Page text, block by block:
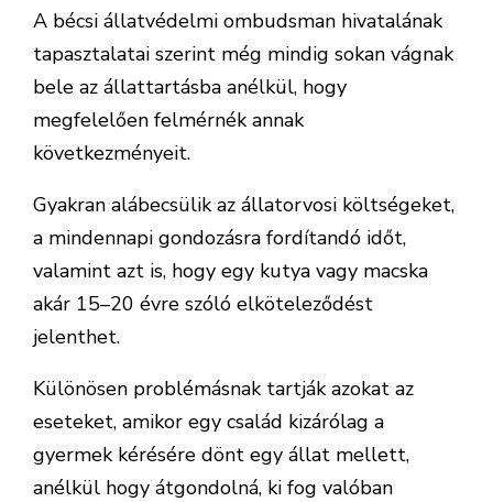
A bécsi állatvédelmi ombudsman hivatalának
tapasztalatai szerint még mindig sokan vágnak
bele az állattartásba anélkül, hogy
megfelelően felmérnék annak
következményeit.
Gyakran alábecsülik az állatorvosi költségeket,
a mindennapi gondozásra fordítandó időt,
valamint azt is, hogy egy kutya vagy macska
akár 15–20 évre szóló elköteleződést
jelenthet.
Különösen problémásnak tartják azokat az
eseteket, amikor egy család kizárólag a
gyermek kérésére dönt egy állat mellett,
anélkül hogy átgondolná, ki fog valóban